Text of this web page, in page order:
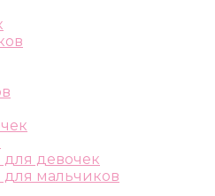
для девочек
для мальчиков